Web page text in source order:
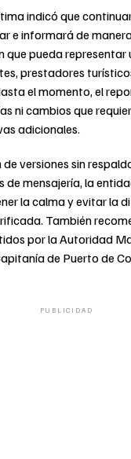
indicó que
e informará de
que pueda representar
prestadores
el momento, el
ni cambios que
adicionales.
versiones sin
de mensajería, la
la calma y evitar la
También
por la Autoridad
de Puerto de
PUBLICIDAD